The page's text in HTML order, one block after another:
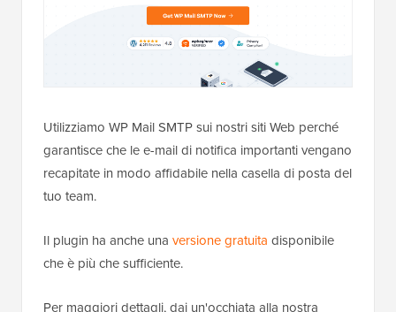
Utilizziamo WP Mail SMTP sui nostri siti Web perché
garantisce che le e-mail di notifica importanti vengano
recapitate in modo affidabile nella casella di posta del
tuo team.
Il plugin ha anche una versione gratuita disponibile
che è più che sufficiente.
Per maggiori dettagli, dai un'occhiata alla nostra